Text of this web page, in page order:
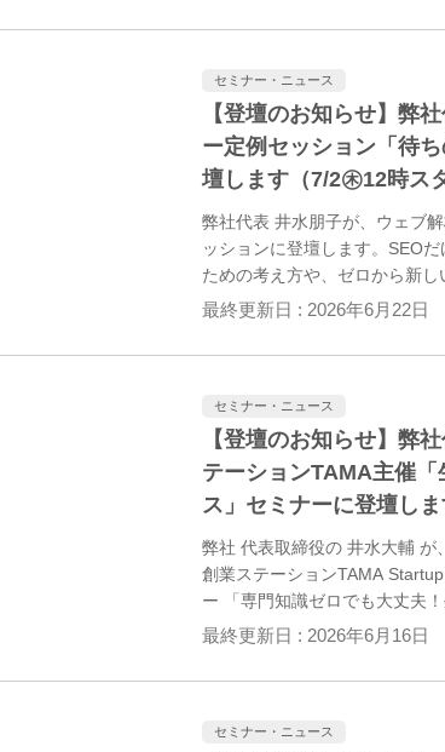
セミナー・ニュース
【登壇のお知らせ】弊
ー定例セッション「待
壇します（7/2㊍12時ス
弊社代表 井水朋子が、ウェブ
ッションに登壇します。SEO
ための考え方や、ゼロから新し
ブログや事例をSNS向けに再
最終更新日 : 2026年6月22日
セミナー・ニュース
【登壇のお知らせ】弊
テーションTAMA主催
ス」セミナーに登壇し
弊社 代表取締役の 井水大輔
創業ステーションTAMA
ー 「専門知識ゼロでも大丈夫
サイトの集客・売上アップを
かりやすく解説する内容です
最終更新日 : 2026年6月16日
セミナー・ニュース